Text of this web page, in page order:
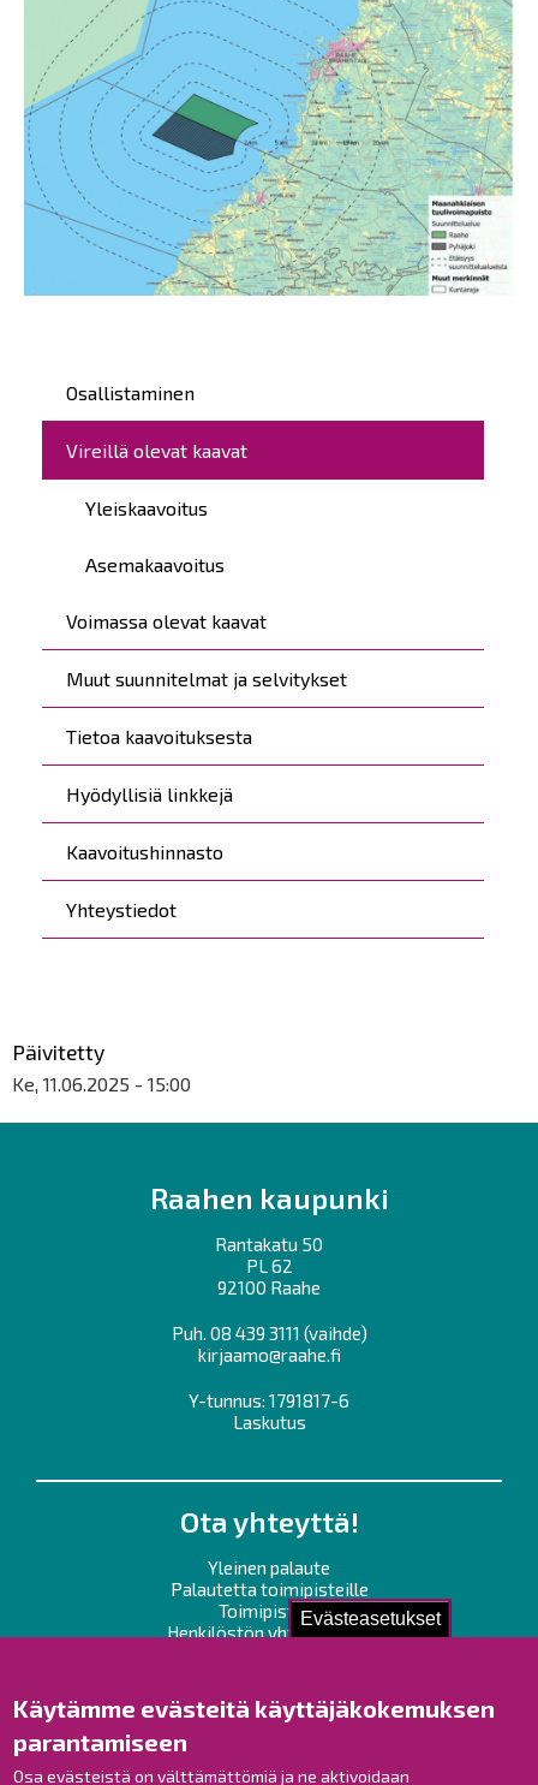
Evästeasetukset
Käytämme evästeitä käyttäjäkokemuksen
parantamiseen
Osa evästeistä on välttämättömiä ja ne aktivoidaan
Päävalikko
Osallistaminen
Vireillä olevat kaavat
Yleiskaavoitus
Asemakaavoitus
Voimassa olevat kaavat
Muut suunnitelmat ja selvitykset
Tietoa kaavoituksesta
Hyödyllisiä linkkejä
Kaavoitushinnasto
Yhteystiedot
Päivitetty
Ke, 11.06.2025 - 15:00
Raahen kaupunki
Rantakatu 50
PL 62
92100 Raahe
Puh. 08 439 3111 (vaihde)
kirjaamo@raahe.fi
Y-tunnus: 1791817-6
Laskutus
Ota yhteyttä!
Yleinen palaute
Palautetta toimipisteille
Toimipisteet
Henkilöstön yhteystiedot
Raahe Facebookissa
Raahe Instagramissa
Raahe LinkedInissä